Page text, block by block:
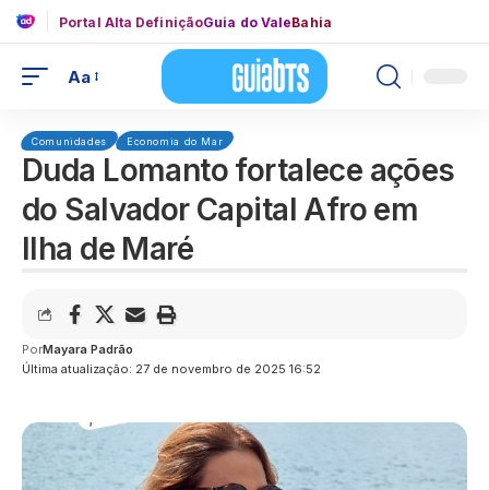
Portal Alta DefiniçãoGuia do ValeBahia
Aa
Comunidades Economia do Mar
Duda Lomanto fortalece ações
do Salvador Capital Afro em
Ilha de Maré
Última atualização: 27 de novembro de 2025 16:52
PorMayara Padrão